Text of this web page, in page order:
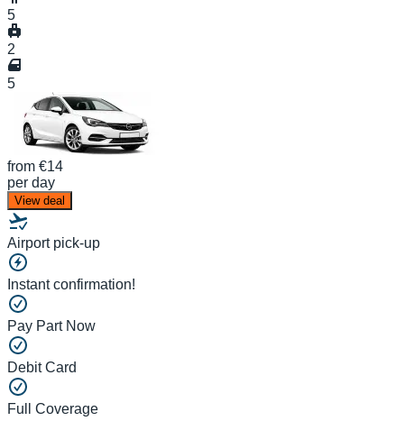
5
2
5
from €14
per day
View deal
Airport pick-up
Instant confirmation!
Pay Part Now
Debit Card
Full Coverage